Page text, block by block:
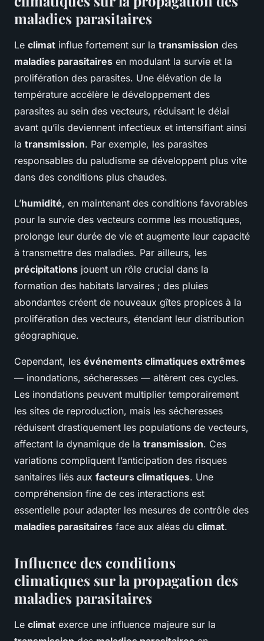
maladies parasitaires
Le climat influe fortement sur la transmission des
maladies parasitaires en modulant la survie et la
prolifération des parasites. Une élévation de la
température accélère le développement des
parasites au sein des vecteurs, réduisant le délai
avant qu’ils deviennent infectieux et intensifiant ainsi
la transmission. Par exemple, les parasites
responsables du paludisme se développent plus vite
dans des conditions plus chaudes.
L’humidité, en maintenant des conditions favorables
pour la survie des vecteurs comme les moustiques,
prolonge leur durée de vie et augmente leur capacité
à transmettre des maladies. Par ailleurs, les
précipitations jouent un rôle crucial dans la
formation des habitats larvaires ; des pluies
abondantes créent de nouveaux gîtes propices à la
prolifération des vecteurs, étendant leur distribution
géographique.
Cependant, les événements climatiques extrêmes
— inondations, sécheresses — altèrent ces cycles.
Les inondations peuvent multiplier temporairement
les sites de reproduction, mais les sécheresses
réduisent drastiquement les populations de vecteurs,
affectant la dynamique de la transmission. Ces
variations compliquent l’anticipation des risques
sanitaires liés aux facteurs climatiques. Une
compréhension fine de ces interactions est
essentielle pour adapter les mesures de contrôle des
maladies parasitaires face aux aléas du climat.
Influence des conditions
climatiques sur la propagation des
maladies parasitaires
Le climat exerce une influence majeure sur la